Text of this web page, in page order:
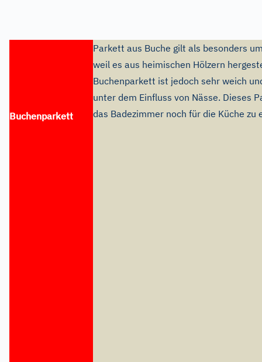
Buchenparkett
Parkett aus Buche gilt als besonders
weil es aus heimischen Hölzern
Buchenparkett ist jedoch sehr weich
unter dem Einfluss von Nässe. Dieses
das Badezimmer noch für die Küche zu